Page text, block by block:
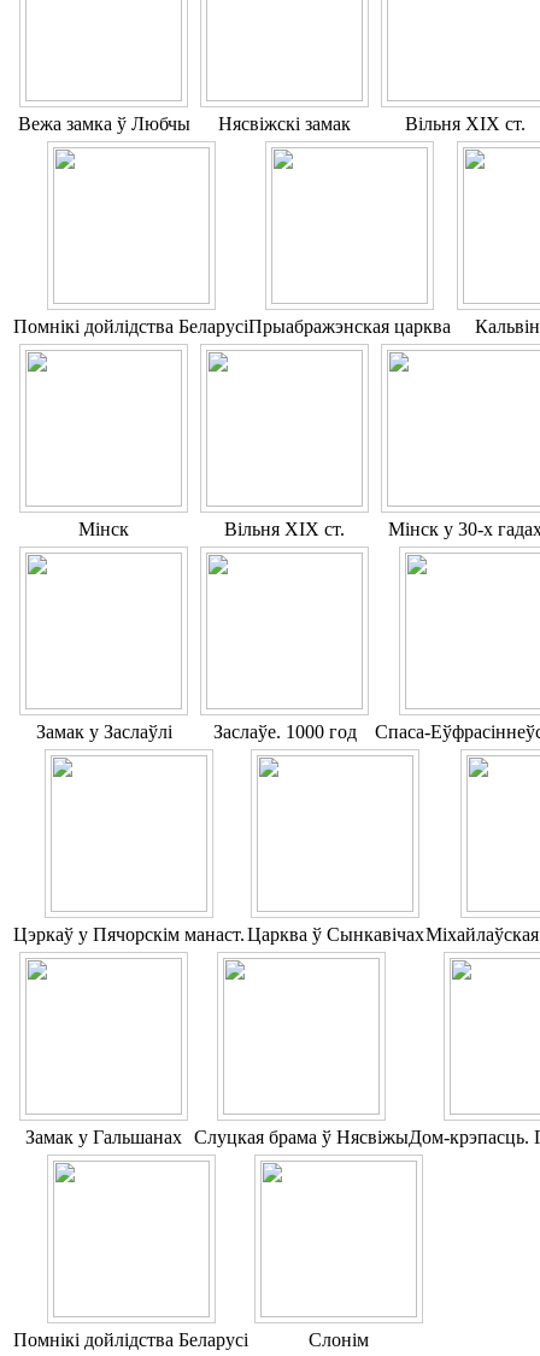
Вежа замка ў Любчы Нясвіжскі замак Вільня ХІХ ст.
Помнікі дойлідства БеларусіПрыабражэнская царква
Мінск Вільня XIX ст. Мінск у 30-х
Замак у Заслаўлі Заслаўе. 1000 год Спаса-
Цэркаў у Пячорскім манаст.Царква ў Сынкавічах
Замак у Гальшанах Слуцкая брама ў НясвіжыДом-крэпасць.
Помнікі дойлідства Беларусі Слонім